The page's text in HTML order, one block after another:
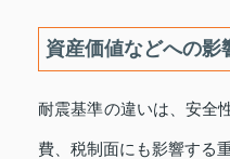
資産価値などへの影
耐震基準の違いは、安全
費、税制面にも影響する